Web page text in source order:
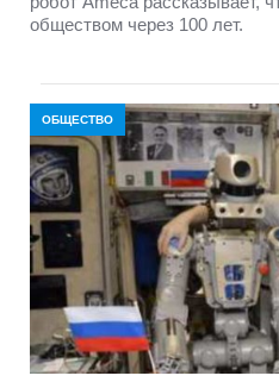
обществом через 100 лет.
ОБЩЕСТВО